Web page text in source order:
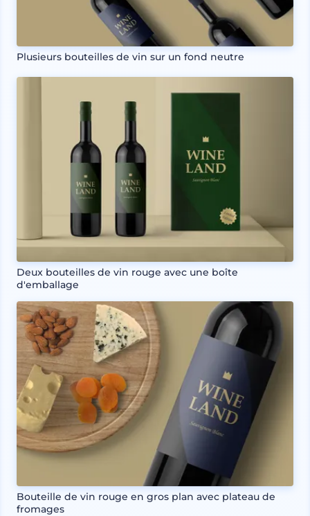
Plusieurs bouteilles de vin sur un fond neutre
Deux bouteilles de vin rouge avec une boîte
d'emballage
Bouteille de vin rouge en gros plan avec plateau de
fromages